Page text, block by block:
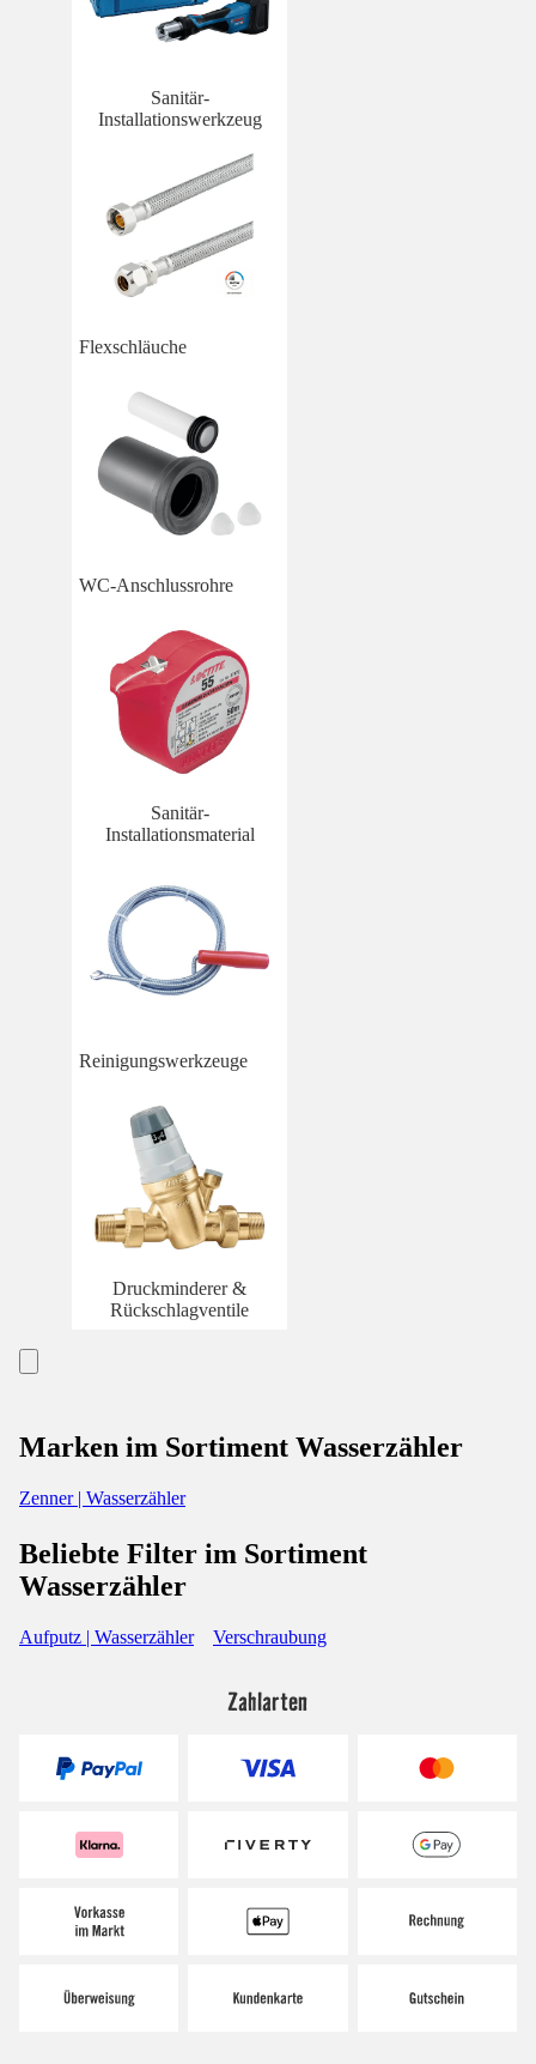
Sanitär-
Installationswerkzeug
Flexschläuche
WC-Anschlussrohre
Sanitär-
Installationsmaterial
Reinigungswerkzeuge
Druckminderer &
Rückschlagventile
Marken im Sortiment Wasserzähler
Zenner | Wasserzähler
Beliebte Filter im Sortiment
Wasserzähler
Aufputz | Wasserzähler Verschraubung
Zahlarten